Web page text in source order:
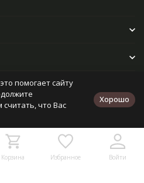
Корзина Избранное Войти
помогает сайту
что Вас
Хорошо